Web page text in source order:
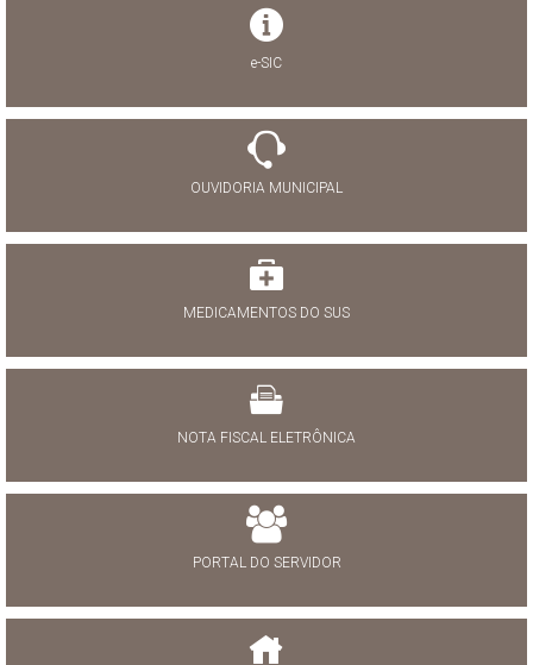
e-SIC
OUVIDORIA MUNICIPAL
MEDICAMENTOS DO SUS
NOTA FISCAL ELETRÔNICA
PORTAL DO SERVIDOR